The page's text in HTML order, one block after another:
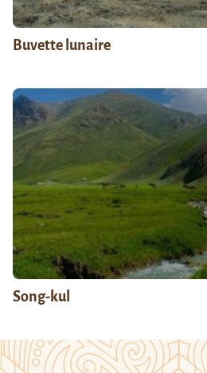
Buvette lunaire
Song-kul